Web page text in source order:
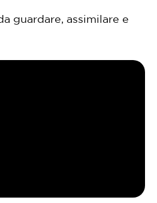
guardare, assimilare e